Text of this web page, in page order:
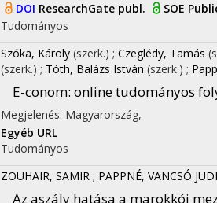
DOI ResearchGate publ.
SOE
Tudományos
Szóka, Károly (szerk.) ; Czeglédy, Tamás
(szerk.) ; Tóth, Balázs István (szerk.) ;
E-conom: online tudományos
Megjelenés: Magyarország,
Egyéb URL
Tudományos
ZOUHAIR, SAMIR ; PAPPNÉ, VANCSÓ
Az aszály hatása a marokkói